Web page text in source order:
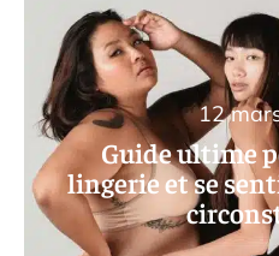
Guide ultime
lingerie et se
12